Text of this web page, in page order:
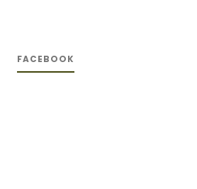
FACEBOOK